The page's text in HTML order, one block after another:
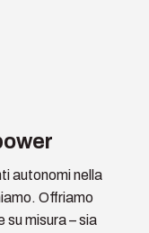
autonomi nella
Offriamo
misura – sia